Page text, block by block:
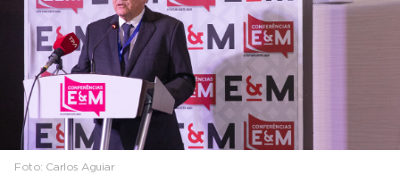
Foto: Carlos Aguiar